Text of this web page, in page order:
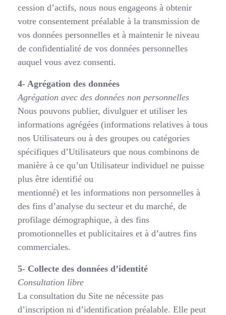
cession d’actifs, nous nous engageons à obtenir
votre consentement préalable à la transmission de
vos données personnelles et à maintenir le niveau
de confidentialité de vos données personnelles
auquel vous avez consenti.
4- Agrégation des données
Agrégation avec des données non personnelles
Nous pouvons publier, divulguer et utiliser les
informations agrégées (informations relatives à tous
nos Utilisateurs ou à des groupes ou catégories
spécifiques d’Utilisateurs que nous combinons de
manière à ce qu’un Utilisateur individuel ne puisse
plus être identifié ou
mentionné) et les informations non personnelles à
des fins d’analyse du secteur et du marché, de
profilage démographique, à des fins
promotionnelles et publicitaires et à d’autres fins
commerciales.
5- Collecte des données d’identité
Consultation libre
La consultation du Site ne nécessite pas
d’inscription ni d’identification préalable. Elle peut